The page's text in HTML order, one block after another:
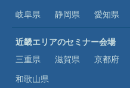
岐阜県
静岡県 愛知県
近畿エリアのセミナー会場
三重県
滋賀県 京都府
和歌山県